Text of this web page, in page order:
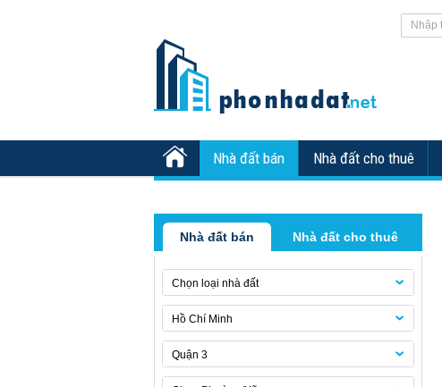
Nhà đất bán Nhà đất cho thuê
Nhà đất bán Nhà đất cho thuê
Chọn loại nhà đất
Hồ Chí Minh
Quận 3